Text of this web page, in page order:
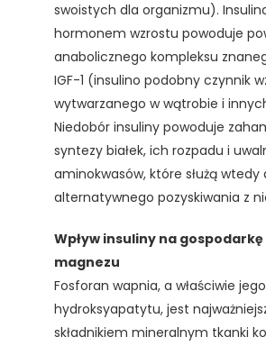
swoistych dla organizmu).
hormonem wzrostu powoduje
anabolicznego kompleksu
IGF-1 (insulino podobny czynnik
wytwarzanego w wątrobie i
Niedobór insuliny powoduje
syntezy białek, ich rozpadu i
aminokwasów, które służą wtedy
alternatywnego pozyskiwania z
Wpływ insuliny na
magnezu
Fosforan wapnia, a właściwie
hydroksyapatytu, jest
składnikiem mineralnym tkanki